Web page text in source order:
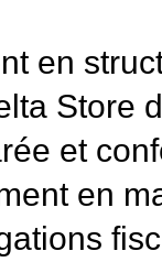
en
Store
et
en